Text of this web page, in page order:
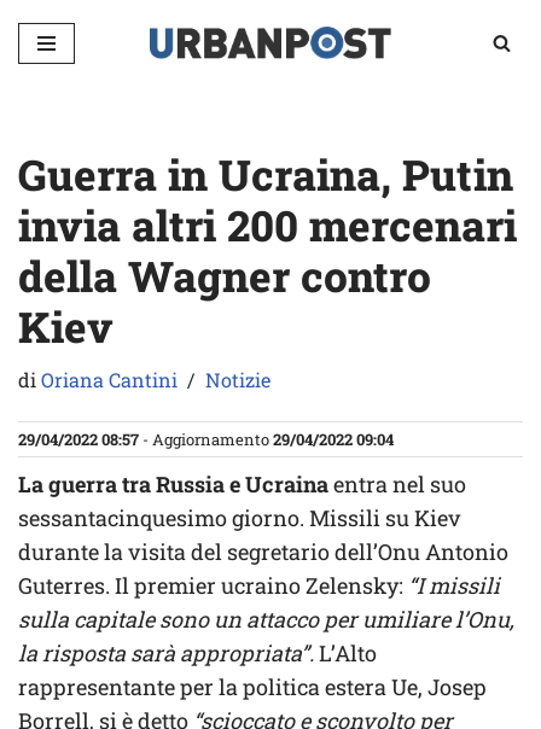
Vai
Guerra in Ucraina, Putin
invia altri 200 mercenari
della Wagner contro
Kiev
diOriana Cantini Notizie
29/04/2022 08:57 - Aggiornamento29/04/2022 09:04
La guerra tra Russia e Ucrainaentra nel suo
sessantacinquesimo giorno. Missili su Kiev
durante la visita del segretario dell’Onu Antonio
Guterres. Il premier ucraino Zelensky: “I missili
sulla capitale sono un attacco per umiliare l’Onu,
la risposta sarà appropriata”.L’Alto
rappresentante per la politica estera Ue, Josep
Borrell, si è detto “scioccato e sconvolto per